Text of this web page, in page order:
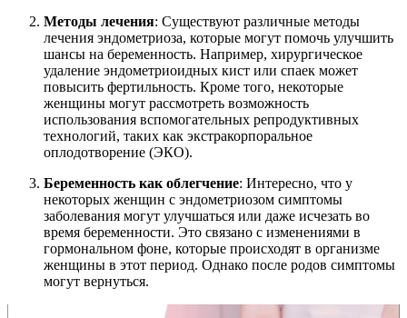
Методы лечения: Существуют различные методы
лечения эндометриоза, которые могут помочь улучшить
шансы на беременность. Например, хирургическое
удаление эндометриоидных кист или спаек может
повысить фертильность. Кроме того, некоторые
женщины могут рассмотреть возможность
использования вспомогательных репродуктивных
технологий, таких как экстракорпоральное
оплодотворение (ЭКО).
Беременность как облегчение: Интересно, что у
некоторых женщин с эндометриозом симптомы
заболевания могут улучшаться или даже исчезать во
время беременности. Это связано с изменениями в
гормональном фоне, которые происходят в организме
женщины в этот период. Однако после родов симптомы
могут вернуться.